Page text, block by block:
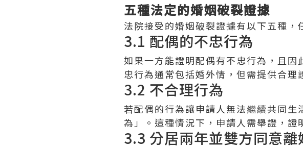
五種法定的婚姻破裂證據
法院接受的婚姻破裂證據有以下五種，
3.1 配偶的不忠行為
如果一方能證明配偶有不忠行為，且
忠行為通常包括婚外情，但需提供合理
3.2 不合理行為
若配偶的行為讓申請人無法繼續共同
為」。這種情況下，申請人需舉證，證
3.3 分居兩年並雙方同意離